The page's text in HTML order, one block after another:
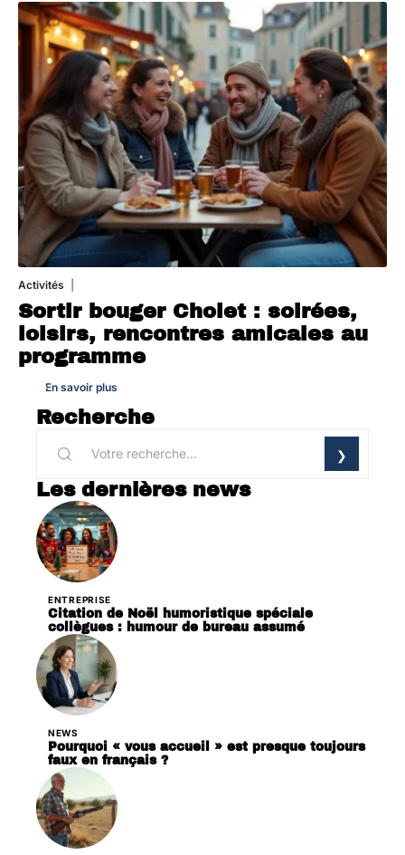
Activités
Sortir bouger Cholet : soirées,
loisirs, rencontres amicales au
programme
En savoir plus
Recherche
Les dernières news
ENTREPRISE
Citation de Noël humoristique spéciale
collègues : humour de bureau assumé
NEWS
Pourquoi « vous accueil » est presque toujours
faux en français ?